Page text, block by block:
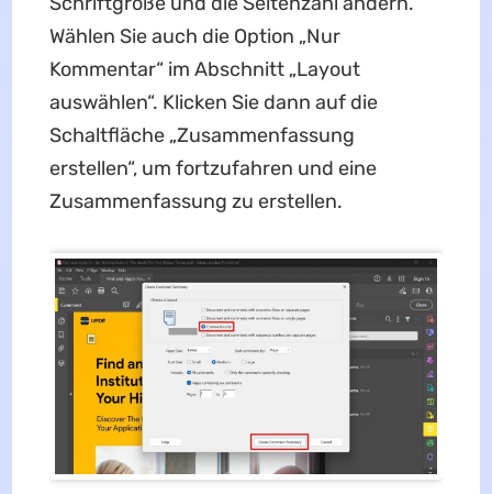
Wählen Sie auch die Option „Nur
Kommentar“ im Abschnitt „Layout
auswählen“. Klicken Sie dann auf die
Schaltfläche „Zusammenfassung
erstellen“, um fortzufahren und eine
Zusammenfassung zu erstellen.